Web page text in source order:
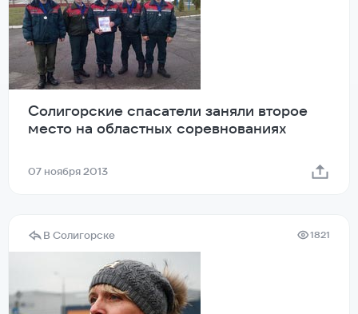
Солигорские спасатели заняли второе
место на областных соревнованиях
07 ноября 2013
В Солигорске 1821